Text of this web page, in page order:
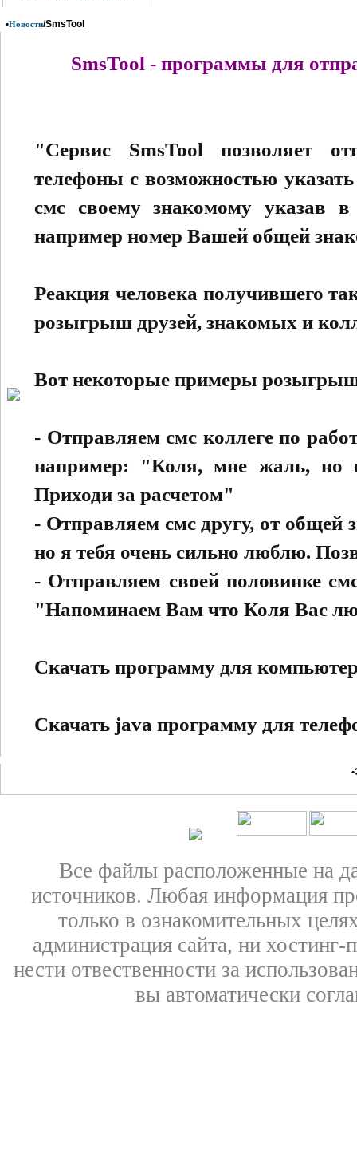
•Новости/SmsTool
SmsTool - программы для
"Сервис SmsTool позволяет
телефоны с возможностью
смс своему знакомому указав
например номер Вашей общей
Реакция человека получившего
розыгрыш друзей, знакомых и
Вот некоторые примеры
- Отправляем смс коллеге по
например: "Коля, мне жаль, но
Приходи за расчетом"
- Отправляем смс другу, от
но я тебя очень сильно люблю.
- Отправляем своей половинке
"Напоминаем Вам что Коля Вас
Скачать программу для
Скачать java программу для
Все файлы расположенные на
источников. Любая информация
только в ознакомительных
администрация сайта, ни
нести отвественности за
вы автоматически